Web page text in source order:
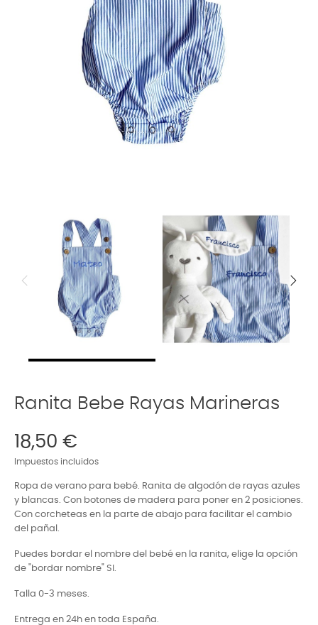
Ranita Bebe Rayas Marineras
18,50 €
Impuestos incluidos
Ropa de verano para bebé. Ranita de algodón de rayas azules
y blancas. Con botones de madera para poner en 2 posiciones.
Con corcheteas en la parte de abajo para facilitar el cambio
del pañal.
Puedes bordar el nombre del bebé en la ranita, elige la opción
de "bordar nombre" SI.
Talla 0-3 meses.
Entrega en 24h en toda España.